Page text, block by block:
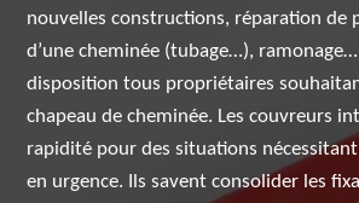
nouvelles constructions, réparation de
d’une cheminée (tubage…),
disposition tous propriétaires
chapeau de cheminée. Les couvreurs
rapidité pour des situations
en urgence. Ils savent consolider les